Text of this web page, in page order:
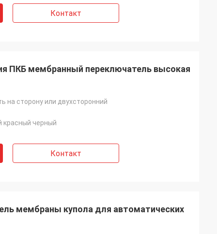
Контакт
ПКБ мембранный переключатель высокая
на сторону или двухсторонний
красный черный
Контакт
мембраны купола для автоматических